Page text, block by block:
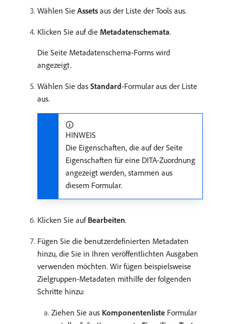
Wählen Sie Assets aus der Liste der Tools aus.
Klicken Sie auf die Metadatenschemata.
Die Seite Metadatenschema-Forms wird
angezeigt.
Wählen Sie das Standard-Formular aus der Liste
aus.
HINWEIS
Die Eigenschaften, die auf der Seite
Eigenschaften für eine DITA-Zuordnung
angezeigt werden, stammen aus
diesem Formular.
Klicken Sie auf Bearbeiten.
Fügen Sie die benutzerdefinierten Metadaten
hinzu, die Sie in Ihren veröffentlichten Ausgaben
verwenden möchten. Wir fügen beispielsweise
Zielgruppen-Metadaten mithilfe der folgenden
Schritte hinzu:
Ziehen Sie aus Komponentenliste Formular